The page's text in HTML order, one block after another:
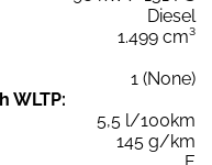
Diesel
1.499 cm³
1 (None)
WLTP:
5,5 l/100km
145 g/km